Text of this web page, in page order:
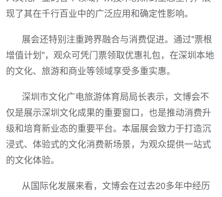
现了其在千行百业中的广泛应用和确定性影响。
展会还特别注重跨界融合与消费促进。通过"票根
增值计划"，观众可凭门票领取优惠礼包，在深圳本地
的文化、旅游和商业等领域享受多重实惠。
深圳市文化广电旅游体育局局长表示，文博会不
仅是展示深圳文化成果的重要窗口，也是推动消费升
级和培育新业态的重要平台。本届展会致力于打造沉
浸式、体验式的文化消费新场景，为观众提供一站式
的文化体验。
从国际化发展来看，文博会在过去20多年中经历